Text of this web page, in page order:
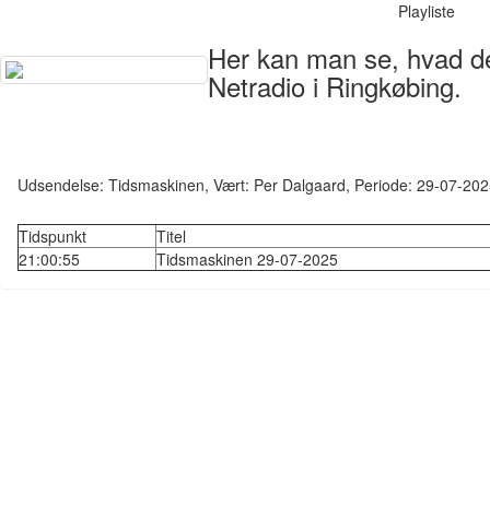
Playliste
Her kan man se, hvad
Netradio i Ringkøbing.
Udsendelse: Tidsmaskinen, Vært: Per Dalgaard, Periode: 29-07-
Tidspunkt
Titel
21:00:55
Tidsmaskinen 29-07-2025